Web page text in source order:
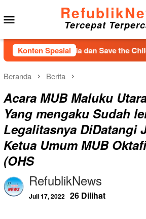
ke
konten
Tercepat
Konten Spesial
Indonesia dan Save the Children
Beranda Berita
Acara MUB Maluku
Yang mengaku Sudah
Legalitasnya DiDatangi
Ketua Umum MUB
(OHS
RefublikNews
Juli 17, 2022 26 Dilihat